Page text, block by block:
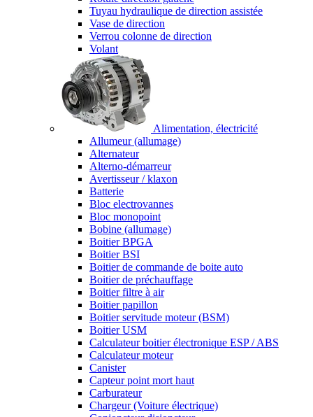
Tuyau hydraulique de direction assistée
Vase de direction
Verrou colonne de direction
Volant
Alimentation, électricité
Allumeur (allumage)
Alternateur
Alterno-démarreur
Avertisseur / klaxon
Batterie
Bloc electrovannes
Bloc monopoint
Bobine (allumage)
Boitier BPGA
Boitier BSI
Boitier de commande de boite auto
Boitier de préchauffage
Boitier filtre à air
Boitier papillon
Boitier servitude moteur (BSM)
Boitier USM
Calculateur boitier électronique ESP / ABS
Calculateur moteur
Canister
Capteur point mort haut
Carburateur
Chargeur (Voiture électrique)